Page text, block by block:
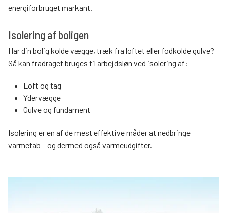
energiforbruget markant.
Isolering af boligen
Har din bolig kolde vægge, træk fra loftet eller fodkolde gulve?
Så kan fradraget bruges til arbejdsløn ved isolering af:
Loft og tag
Ydervægge
Gulve og fundament
Isolering er en af de mest effektive måder at nedbringe
varmetab – og dermed også varmeudgifter.